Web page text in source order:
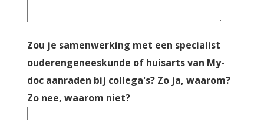
Zou je samenwerking met een specialist
ouderengeneeskunde of huisarts van My-
doc aanraden bij collega's? Zo ja, waarom?
Zo nee, waarom niet?